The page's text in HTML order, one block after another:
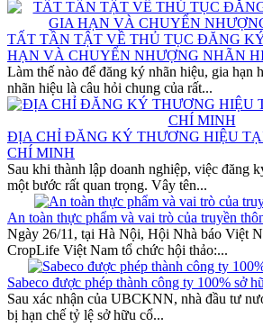
TẤT TẦN TẬT VỀ THỦ TỤC ĐĂNG
HẠN VÀ CHUYỂN NHƯỢNG NHÃN
Làm thế nào để đăng ký nhãn hiệu, gia hạn
nhãn hiệu là câu hỏi chung của rất...
ĐỊA CHỈ ĐĂNG KÝ THƯƠNG HIỆU
CHÍ MINH
Sau khi thành lập doanh nghiệp, việc đăng
một bước rất quan trọng. Vây tên...
An toàn thực phẩm và vai trò của truyền
Ngày 26/11, tại Hà Nội, Hội Nhà báo Việt
CropLife Việt Nam tổ chức hội thảo:...
Sabeco được phép thành công ty 100% sở
Sau xác nhận của UBCKNN, nhà đầu tư
bị hạn chế tỷ lệ sở hữu cổ...